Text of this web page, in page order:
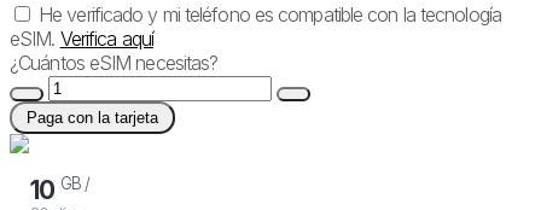
He verificado y mi teléfono es compatible con la tecnología
eSIM. Verifica aquí
¿Cuántos eSIM necesitas?
Paga con la tarjeta
10 GB /